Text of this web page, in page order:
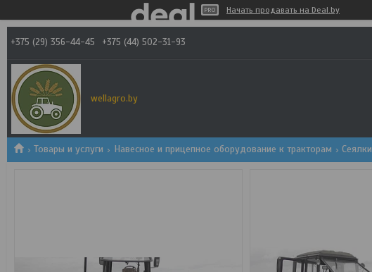
Начать продавать на Deal.by
+375 (29) 356-44-45 +375 (44) 502-31-93
wellagro.by
Товары и услуги Навесное и прицепное оборудование к тракторам Сеялки